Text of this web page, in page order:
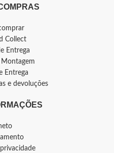
Collect
Entrega
Entrega
e devoluções